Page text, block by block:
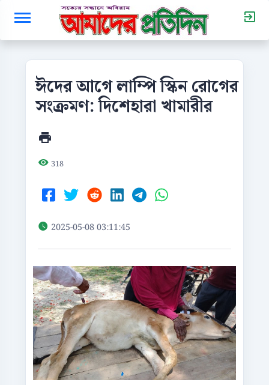
ঈদের আগে লাম্পি স্কিন রোগের
সংক্রমণ: দিশেহারা খামারীর
318
2025-05-08 03:11:45